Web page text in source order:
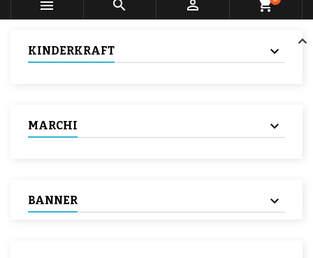
   shopping_cart
KINDERKRAFT
MARCHI
BANNER